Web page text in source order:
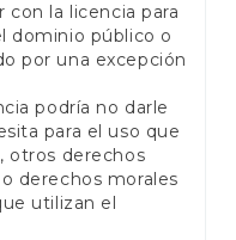
la licencia para
dominio público o
por una excepción
podría no darle
para el uso que
otros derechos
derechos morales
utilizan el